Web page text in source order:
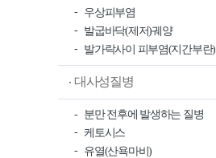
우상피부염
발굽바닥(제저)궤양
발가락사이 피부염(지간부란)
대사성질병
분만 전후에 발생하는 질병
케토시스
유열(산욕마비)